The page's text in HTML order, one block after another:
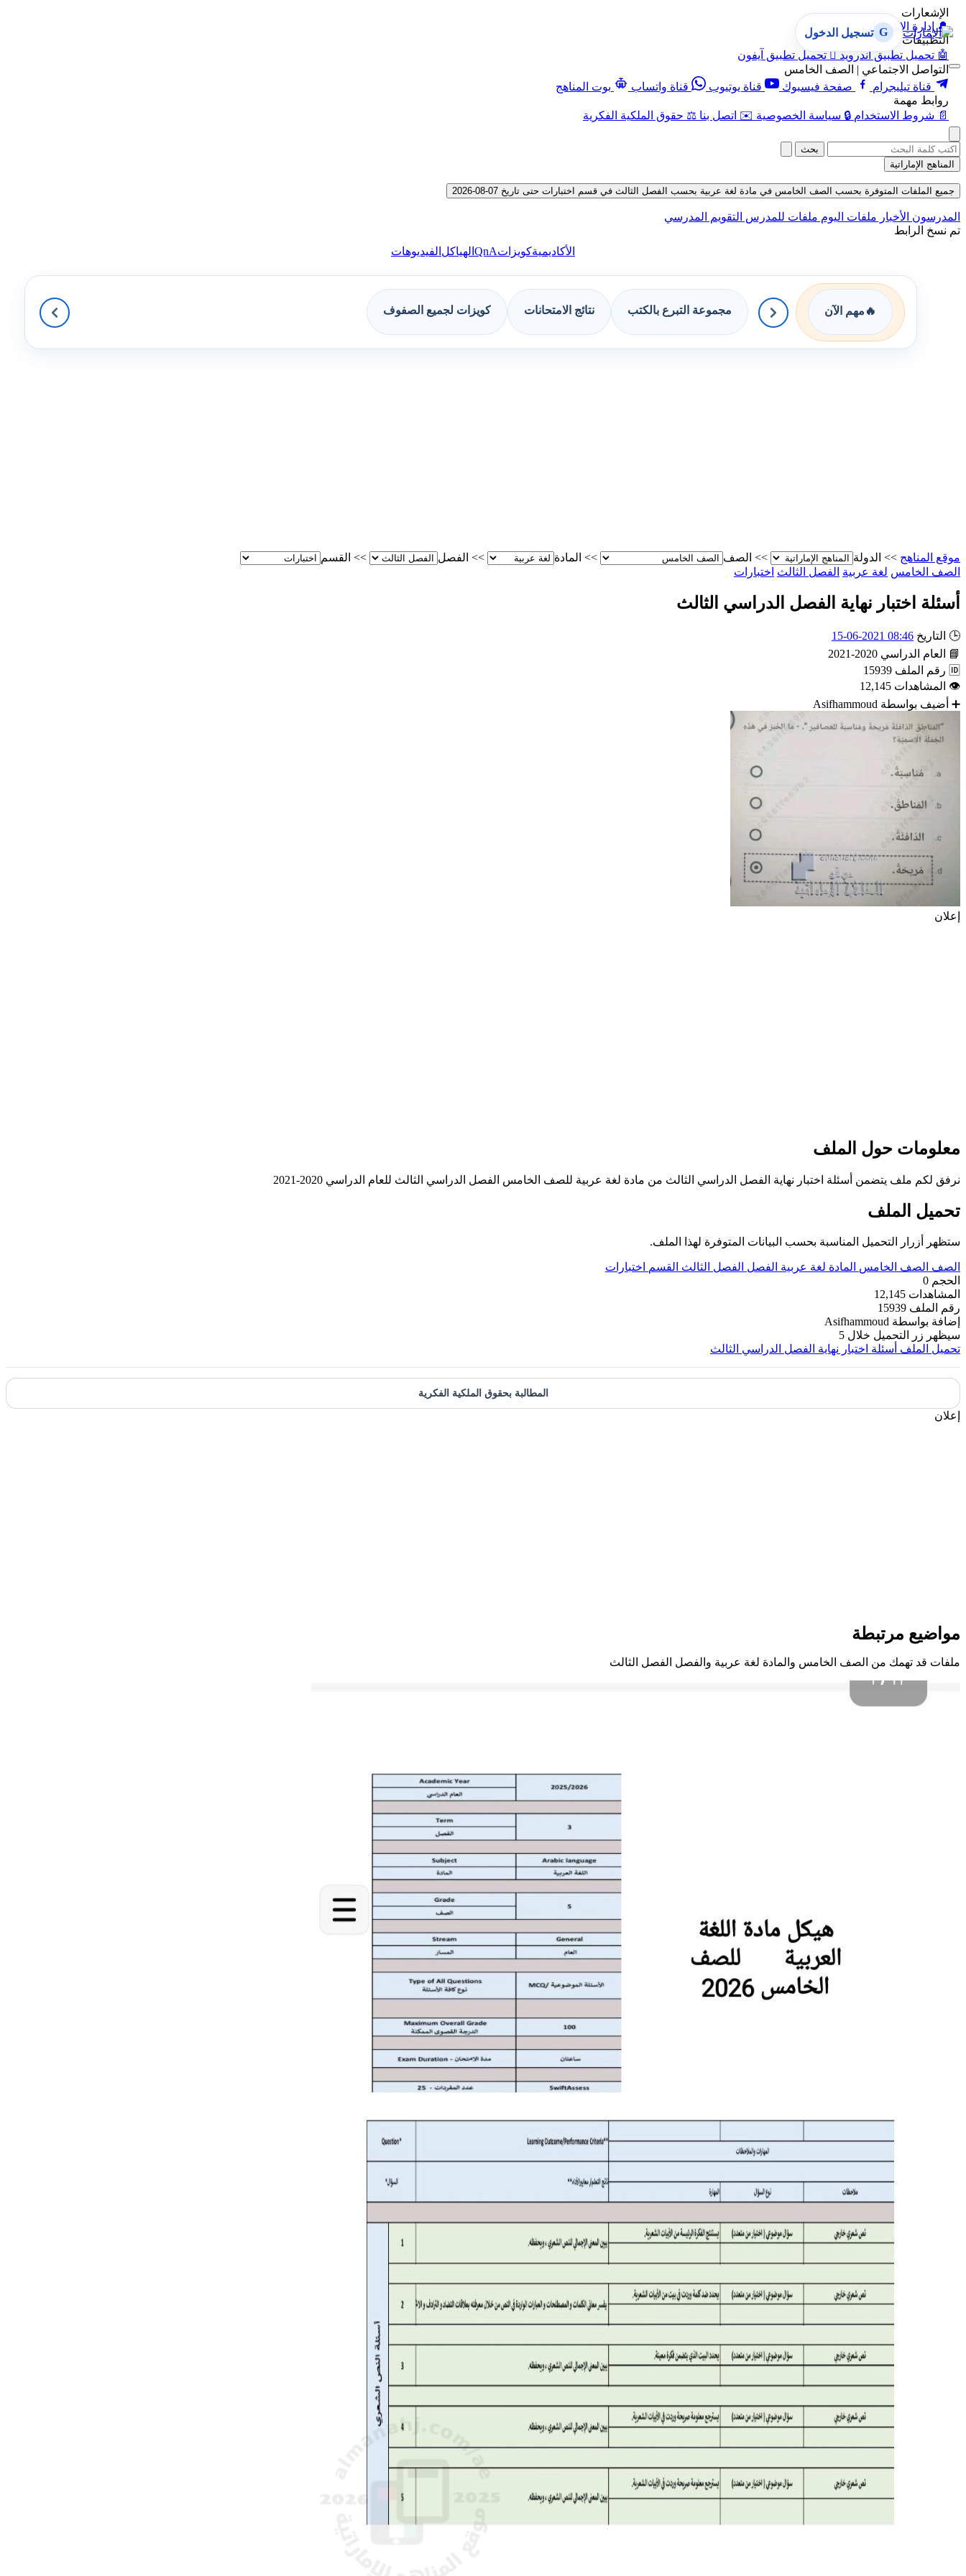
الإشعارات
🔔 إدارة الإشعارات
التطبيقات
🤖 تحميل تطبيق أندرويد  تحميل تطبيق آيفون
التواصل الاجتماعي | الصف الخامس
قناة تيليجرام
صفحة فيسبوك قناة يوتيوب قناة واتساب
بوت المناهج
روابط مهمة
📄 شروط الاستخدام 🔒 سياسة الخصوصية ✉️ اتصل بنا ⚖️ حقوق الملكية الفكرية
G تسجيل الدخول
بحث
المناهج الإماراتية
جميع الملفات المتوفرة بحسب الصف الخامس في مادة لغة عربية بحسب الفصل الثالث في قسم اختبارات حتى تاريخ 07-08-2026
المدرسون الأخبار ملفات اليوم ملفات للمدرس التقويم المدرسي
تم نسخ الرابط
الأكاديميةكويزاتQnA الهياكل الفيديوهات
🔥 مهم الآن مجموعة التبرع بالكتب نتائج الامتحانات كويزات لجميع الصفوف
موقع المناهج >> الدولة >> الصف >> المادة >> الفصل >> القسم
الصف الخامس لغة عربية الفصل الثالث اختبارات
أسئلة اختبار نهاية الفصل الدراسي الثالث
🕒 التاريخ 08:46 2021-06-15
📘
العام الدراسي 2020-2021
🆔 رقم الملف 15939
👁 المشاهدات 12,145
➕ أضيف بواسطة Asifhammoud
إعلان
معلومات حول الملف
نرفق لكم ملف يتضمن أسئلة اختبار نهاية الفصل الدراسي الثالث من مادة لغة عربية للصف الخامس الفصل الدراسي الثالث للعام الدراسي 2020-2021
تحميل الملف
ستظهر أزرار التحميل المناسبة بحسب البيانات المتوفرة لهذا الملف.
الصف الصف الخامس المادة لغة عربية الفصل الفصل الثالث القسم اختبارات
الحجم 0
المشاهدات 12,145
رقم الملف 15939
إضافة بواسطة Asifhammoud
سيظهر زر التحميل خلال 5
تحميل الملف أسئلة اختبار نهاية الفصل الدراسي الثالث
المطالبة بحقوق الملكية الفكرية
إعلان
مواضيع مرتبطة
ملفات قد تهمك من الصف الخامس والمادة لغة عربية والفصل الفصل الثالث